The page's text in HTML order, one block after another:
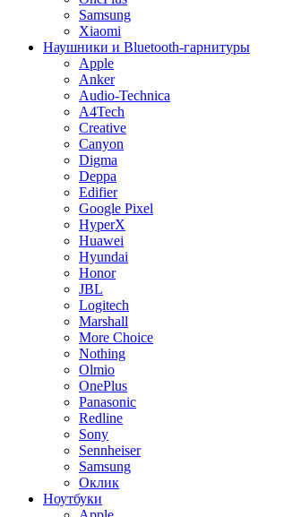
Samsung
Xiaomi
Наушники и Bluetooth-гарнитуры
Apple
Anker
Audio-Technica
A4Tech
Creative
Canyon
Digma
Deppa
Edifier
Google Pixel
HyperX
Huawei
Hyundai
Honor
JBL
Logitech
Marshall
More Choice
Nothing
Olmio
OnePlus
Panasonic
Redline
Sony
Sennheiser
Samsung
Оклик
Ноутбуки